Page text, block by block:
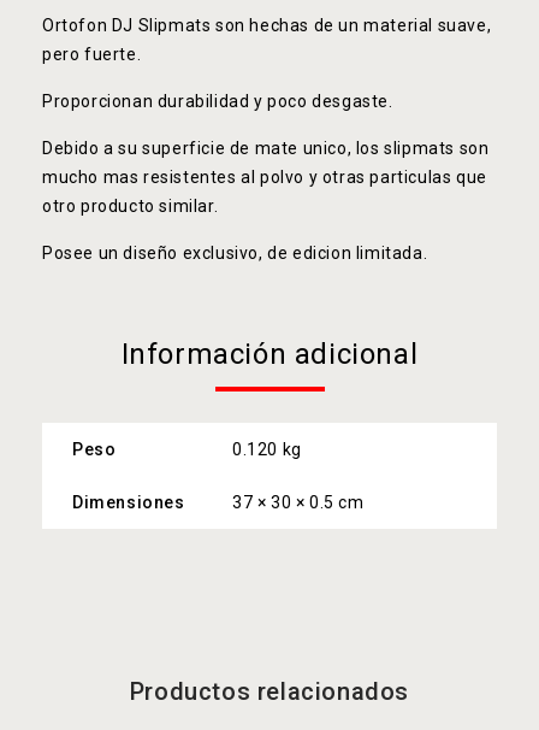
Ortofon DJ Slipmats son hechas de un material suave,
pero fuerte.
Proporcionan durabilidad y poco desgaste.
Debido a su superficie de mate unico, los slipmats son
mucho mas resistentes al polvo y otras particulas que
otro producto similar.
Posee un diseño exclusivo, de edicion limitada.
Información adicional
Peso 0.120 kg
Dimensiones 37 × 30 × 0.5 cm
Productos relacionados